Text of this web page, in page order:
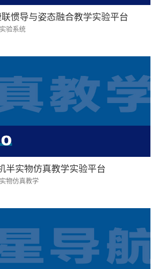
惯导与姿态融合教学实验平台
验系统
半实物仿真教学实验平台
物仿真教学